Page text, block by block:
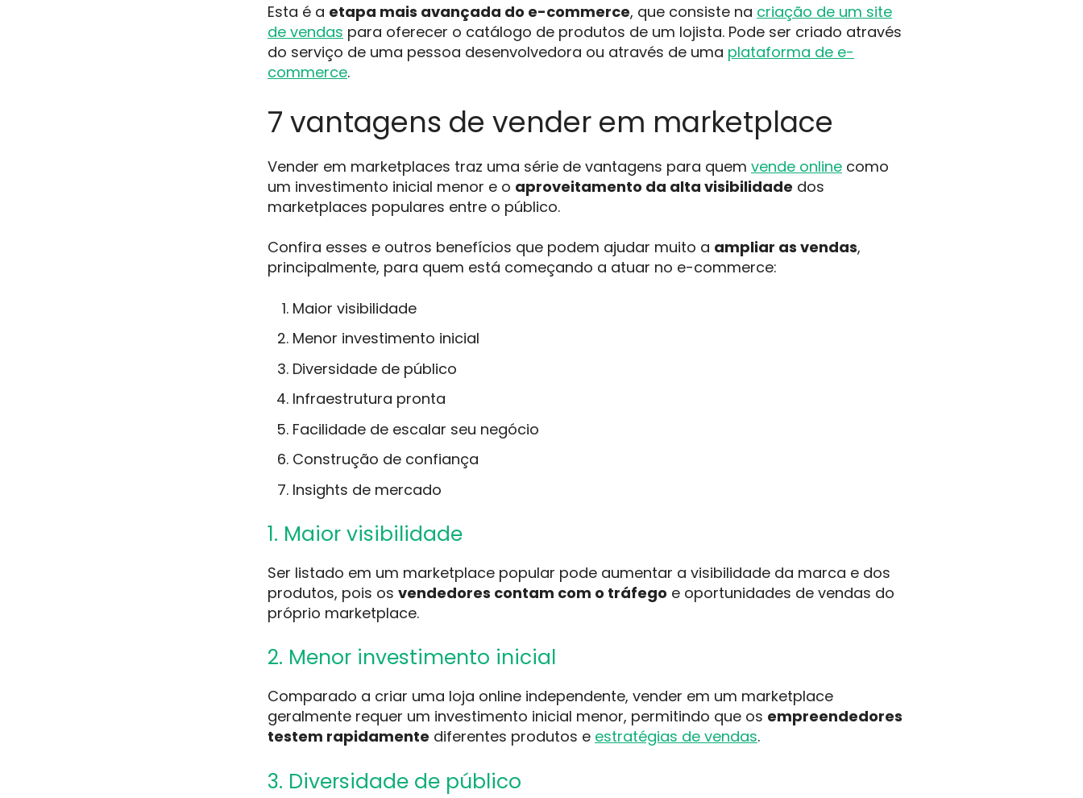
Esta é a etapa mais avançada do e-commerce, que consiste na criação de um site
de vendas para oferecer o catálogo de produtos de um lojista. Pode ser criado através
do serviço de uma pessoa desenvolvedora ou através de uma plataforma de e-
commerce.
7 vantagens de vender em marketplace
Vender em marketplaces traz uma série de vantagens para quem vende online como
um investimento inicial menor e o aproveitamento da alta visibilidade dos
marketplaces populares entre o público.
Confira esses e outros benefícios que podem ajudar muito a ampliar as vendas,
principalmente, para quem está começando a atuar no e-commerce:
Maior visibilidade
Menor investimento inicial
Diversidade de público
Infraestrutura pronta
Facilidade de escalar seu negócio
Construção de confiança
Insights de mercado
1. Maior visibilidade
Ser listado em um marketplace popular pode aumentar a visibilidade da marca e dos
produtos, pois os vendedores contam com o tráfego e oportunidades de vendas do
próprio marketplace.
2. Menor investimento inicial
Comparado a criar uma loja online independente, vender em um marketplace
geralmente requer um investimento inicial menor, permitindo que os empreendedores
testem rapidamente diferentes produtos e estratégias de vendas.
3. Diversidade de público